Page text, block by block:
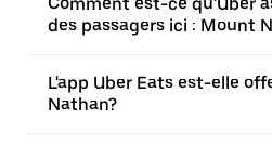
des passagers ici : Mount
L'app Uber Eats est-elle
Nathan?